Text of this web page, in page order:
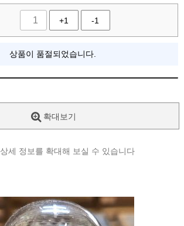
+1 -1
상품이 품절되었습니다.
확대보기
상세 정보를 확대해 보실 수 있습니다